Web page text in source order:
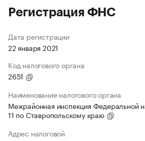
Регистрация ФНС
Дата регистрации
22 января 2021
Код налогового органа
2651
Наименование налогового органа
Межрайонная инспекция Федеральной
11 по Ставропольскому краю
Адрес налоговой